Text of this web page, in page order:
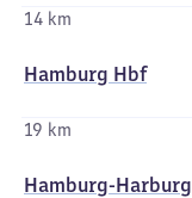
14 km
Hamburg Hbf
19 km
Hamburg-Harburg